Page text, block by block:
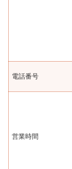
電話番号
営業時間